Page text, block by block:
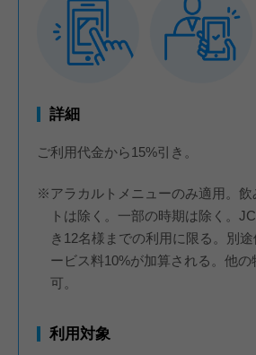
詳細
ご利用代金から15%引き。
※アラカルトメニューのみ適用。飲
トは除く。一部の時期は除く。
き12名様までの利用に限る。別
ービス料10%が加算される。他の
可。
利用対象